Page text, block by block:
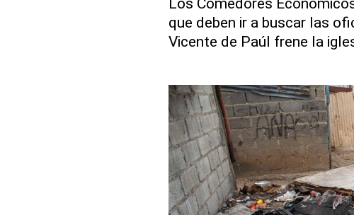
que deben ir a buscar las
Vicente de Paúl frene la